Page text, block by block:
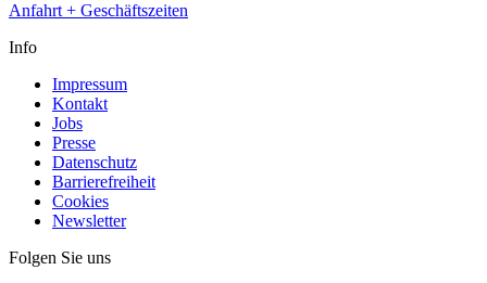
Anfahrt + Geschäftszeiten
Info
Impressum
Kontakt
Jobs
Presse
Datenschutz
Barrierefreiheit
Cookies
Newsletter
Folgen Sie uns